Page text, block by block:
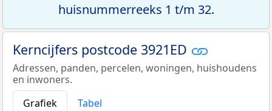
huisnummerreeks 1 t/m 32.
Kerncijfers postcode 3921ED
Adressen, panden, percelen, woningen, huishoudens
en inwoners.
Grafiek
Tabel